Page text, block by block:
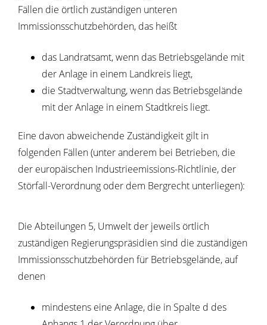
Fällen die örtlich zuständigen unteren
Immissionsschutzbehörden, das heißt
das Landratsamt, wenn das Betriebsgelände mit
der Anlage in einem Landkreis liegt,
die Stadtverwaltung, wenn das Betriebsgelände
mit der Anlage in einem Stadtkreis liegt.
Eine davon abweichende Zuständigkeit gilt in
folgenden Fällen (unter anderem bei Betrieben, die
der europäischen Industrieemissions-Richtlinie, der
Störfall-Verordnung oder dem Bergrecht unterliegen):
Die Abteilungen 5, Umwelt der jeweils örtlich
zuständigen Regierungspräsidien sind die zuständigen
Immissionsschutzbehörden für Betriebsgelände, auf
denen
mindestens eine Anlage, die in Spalte d des